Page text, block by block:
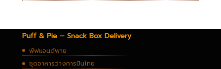
Puff & Pie – Snack Box Delivery
พัฟแอนด์พาย
ชุดอาหารว่างการบินไทย